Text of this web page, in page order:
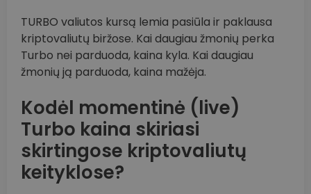
TURBO valiutos kursą lemia pasiūla ir paklausa
kriptovaliutų biržose. Kai daugiau žmonių perka
Turbo nei parduoda, kaina kyla. Kai daugiau
žmonių ją parduoda, kaina mažėja.
Kodėl momentinė (live)
Turbo kaina skiriasi
skirtingose kriptovaliutų
keityklose?